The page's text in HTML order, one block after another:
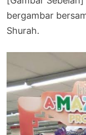
bergambar
Shurah.